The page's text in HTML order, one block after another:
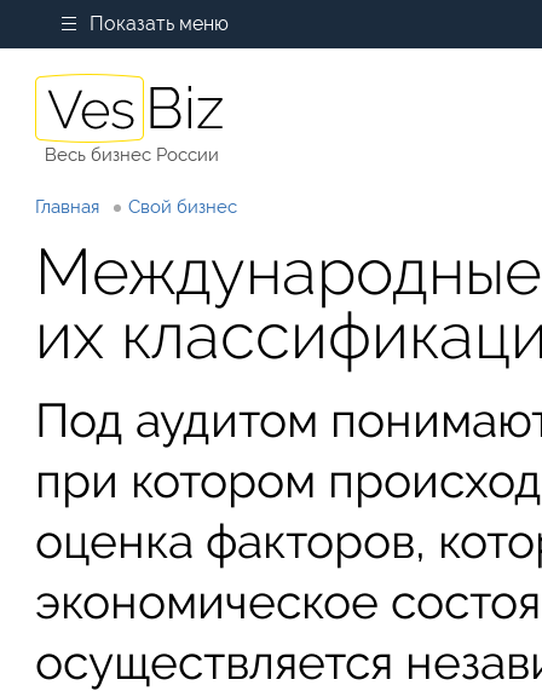
Показать меню
Весь бизнес России
Главная Свой бизнес
Международные
их
Под аудитом
при котором
оценка факторов,
экономическое
осуществляется